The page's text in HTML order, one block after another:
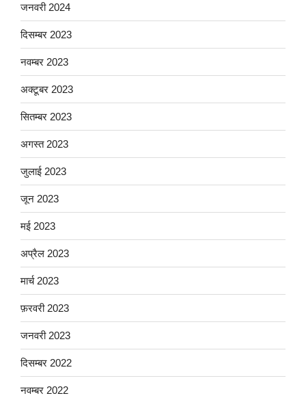
जनवरी 2024
दिसम्बर 2023
नवम्बर 2023
अक्टूबर 2023
सितम्बर 2023
अगस्त 2023
जुलाई 2023
जून 2023
मई 2023
अप्रैल 2023
मार्च 2023
फ़रवरी 2023
जनवरी 2023
दिसम्बर 2022
नवम्बर 2022